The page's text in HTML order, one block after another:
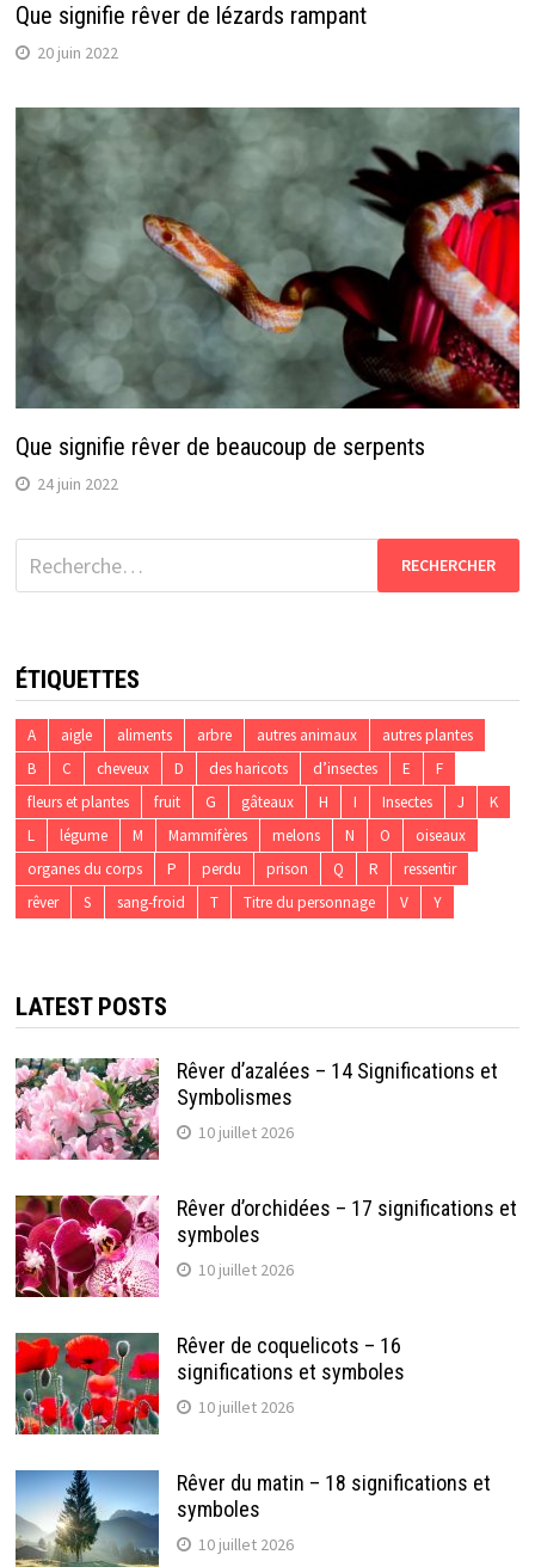
Que signifie rêver de lézards rampant
20 juin 2022
Que signifie rêver de beaucoup de serpents
24 juin 2022
Rechercher :
ÉTIQUETTES
A aigle aliments arbre autres animaux
autres plantes
B
C cheveux D des haricots d’insectes E
F
fleurs et plantes
fruit G gâteaux H I Insectes J
K
L
légume M Mammifères melons N O
oiseaux
organes du corps
P perdu prison Q R
ressentir
rêver
S sang-froid T Titre du personnage V Y
LATEST POSTS
Rêver d’azalées – 14 Significations et
Symbolismes
10 juillet 2026
Rêver d’orchidées – 17 significations et
symboles
10 juillet 2026
Rêver de coquelicots – 16
significations et symboles
10 juillet 2026
Rêver du matin – 18 significations et
symboles
10 juillet 2026